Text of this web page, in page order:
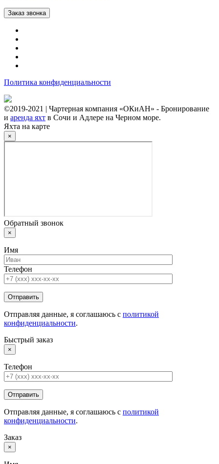
Заказ звонка
Политика конфиденциальности
©2019-2021 | Чартерная компания «ОКиАН» - Бронирование
и аренда яхт в Сочи и Адлере на Черном море.
Яхта на карте
×
Обратный звонок
×
Имя
Телефон
Отправляя данные, я соглашаюсь с политикой
конфиденциальности.
Быстрый заказ
×
Телефон
Отправляя данные, я соглашаюсь с политикой
конфиденциальности.
Заказ
×